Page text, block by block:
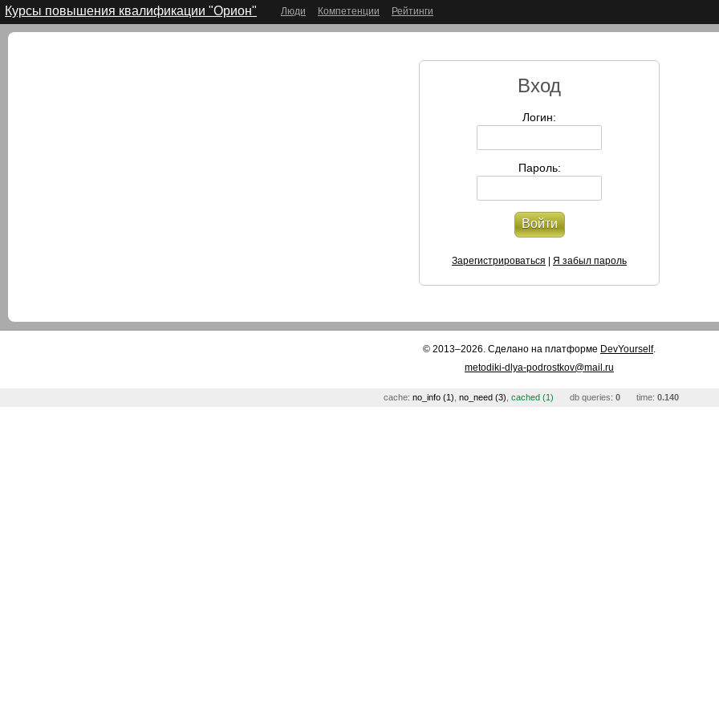
Курсы повышения квалификации "Орион" Люди Компетенции Рейтинги
Вход
Логин:
Пароль:
Войти
Зарегистрироваться Я забыл пароль
© 2013–2026. Сделано на платформе DevYourself.
metodiki-dlya-podrostkov@mail.ru
cache: no_info (1) no_need (3) cached (1) db queries: 0 time: 0.140